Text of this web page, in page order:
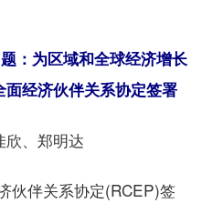
题：为区域和全球经济增长
经济伙伴关系协定签署
、郑明达
伴关系协定(RCEP)签